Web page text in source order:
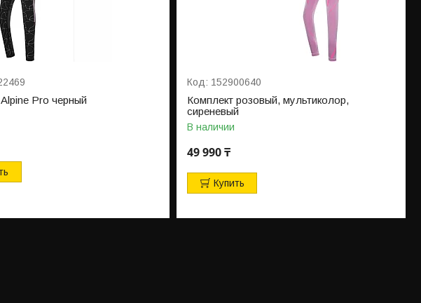
Pro черный
152900640
Комплект розовый, мультиколор,
сиреневый
В наличии
49 990 ₸
Купить